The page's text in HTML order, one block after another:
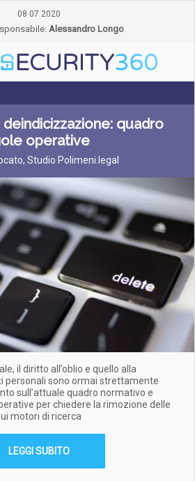
08 07 2020
Alessandro Longo
deindicizzazione: quadro
operative
Studio Polimeni.legal
il diritto all’oblio e quello alla
personali sono ormai strettamente
sull’attuale quadro normativo e
per chiedere la rimozione delle
motori di ricerca
LEGGI SUBITO